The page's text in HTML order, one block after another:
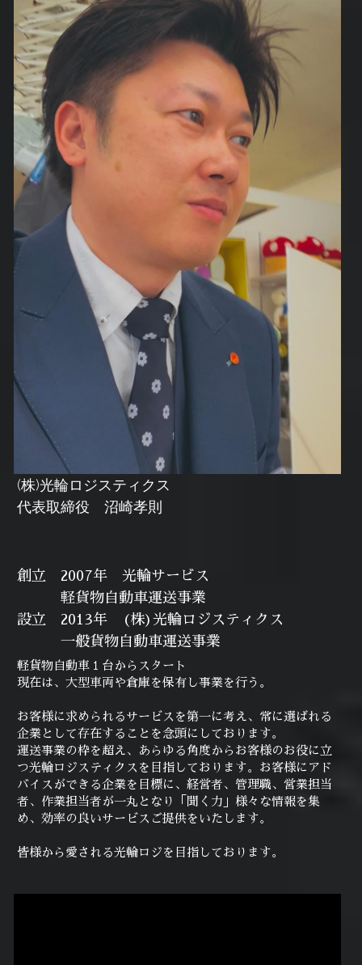
(株)光輪ロジスティクス
代表取締役　沼崎孝則
創立　2007年　光輪サービス
軽貨物自動車運送事業
設立　2013年　(株)光輪ロジスティクス
一般貨物自動車運送事業
軽貨物自動車１台からスタート
現在は、大型車両や倉庫を保有し事業を行う。
お客様に求められるサービスを第一に考え、常に選ばれる
企業として存在することを念頭にしております。
運送事業の枠を超え、あらゆる角度からお客様のお役に立
つ光輪ロジスティクスを目指しております。お客様にアド
バイスができる企業を目標に、経営者、管理職、営業担当
者、作業担当者が一丸となり「聞く力」様々な情報を集
め、効率の良いサービスご提供をいたします。
皆様から愛される光輪ロジを目指しております。